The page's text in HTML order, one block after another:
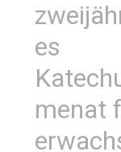
es
menat